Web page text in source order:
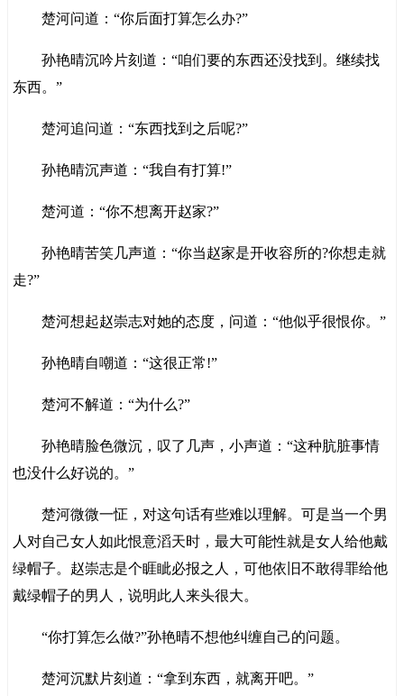
楚河问道：“你后面打算怎么办?”
孙艳晴沉吟片刻道：“咱们要的东西还没找到。继续找
东西。”
楚河追问道：“东西找到之后呢?”
孙艳晴沉声道：“我自有打算!”
楚河道：“你不想离开赵家?”
孙艳晴苦笑几声道：“你当赵家是开收容所的?你想走就
走?”
楚河想起赵崇志对她的态度，问道：“他似乎很恨你。”
孙艳晴自嘲道：“这很正常!”
楚河不解道：“为什么?”
孙艳晴脸色微沉，叹了几声，小声道：“这种肮脏事情
也没什么好说的。”
楚河微微一怔，对这句话有些难以理解。可是当一个男
人对自己女人如此恨意滔天时，最大可能性就是女人给他戴
绿帽子。赵崇志是个睚眦必报之人，可他依旧不敢得罪给他
戴绿帽子的男人，说明此人来头很大。
“你打算怎么做?”孙艳晴不想他纠缠自己的问题。
楚河沉默片刻道：“拿到东西，就离开吧。”